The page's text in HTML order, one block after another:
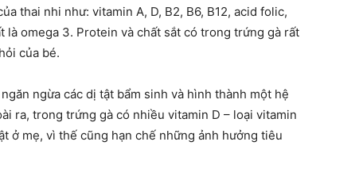
thai nhi như: vitamin A, D, B2, B6, B12, acid folic,
omega 3. Protein và chất sắt có trong trứng gà rất
của bé.
ngừa các dị tật bẩm sinh và hình thành một hệ
ra, trong trứng gà có nhiều vitamin D – loại vitamin
ở mẹ, vì thế cũng hạn chế những ảnh hưởng tiêu